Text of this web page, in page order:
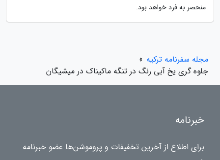
منحصر به فرد خواهد بود.
مجله سفرنامه ترکیه »
جلوه گری یخ آبی رنگ در تنگه ماکیناک در میشیگان
خبرنامه
برای اطلاع از آخرین تخفیفات و پروموشن‌ها عضو خبرنامه